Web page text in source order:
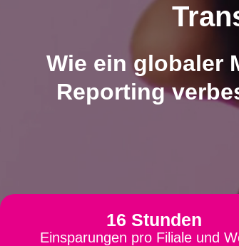
Wie ein globaler
Reporting
16 Stunden
Einsparungen pro Filiale und